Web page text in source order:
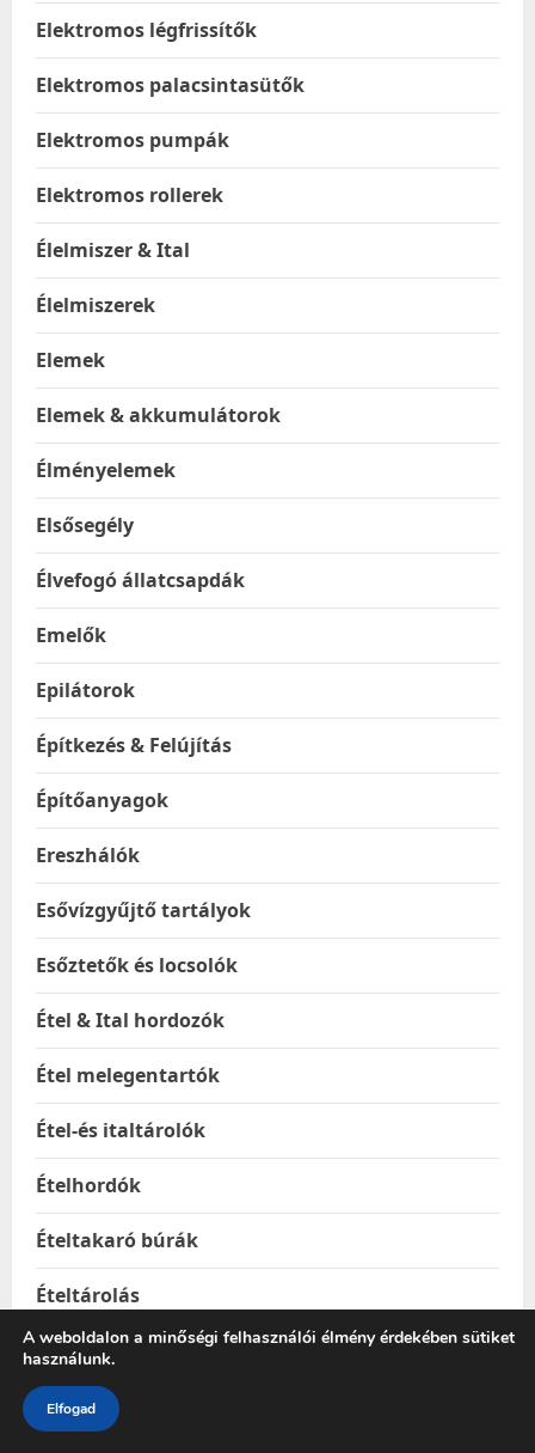
Elektromos légfrissítők
Elektromos palacsintasütők
Elektromos pumpák
Elektromos rollerek
Élelmiszer & Ital
Élelmiszerek
Elemek
Elemek & akkumulátorok
Élményelemek
Elsősegély
Élvefogó állatcsapdák
Emelők
Epilátorok
Építkezés & Felújítás
Építőanyagok
Ereszhálók
Esővízgyűjtő tartályok
Esőztetők és locsolók
Étel & Ital hordozók
Étel melegentartók
Étel-és italtárolók
Ételhordók
Ételtakaró búrák
Ételtárolás
Ételtárolók
Ételtermoszok
A weboldalon a minőségi felhasználói élmény érdekében sütiket
használunk.
Elfogad